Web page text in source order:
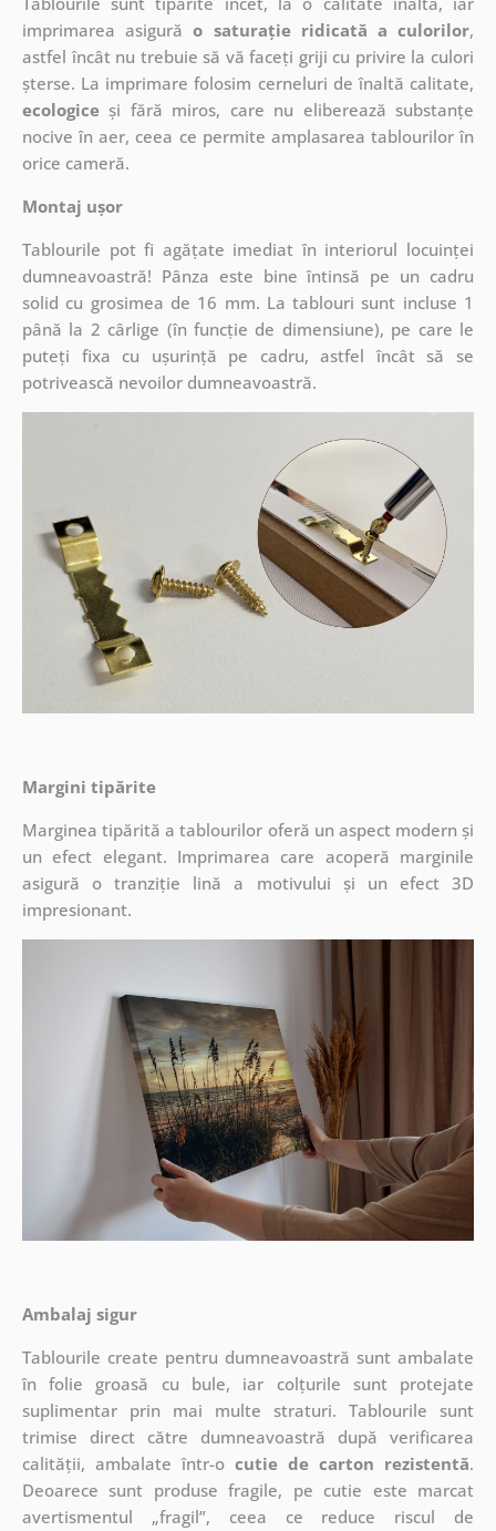
imprimarea asigurăo saturație ridicată a culorilor,
astfel încât nu trebuie să vă faceți griji cu privire la culori
șterse. La imprimare folosim cerneluri de înaltă calitate,
ecologiceși fără miros, care nu eliberează substanțe
nocive în aer, ceea ce permite amplasarea tablourilor în
orice cameră.
Montaj ușor
Tablourile pot fi agățate imediat în interiorul locuinței
dumneavoastră! Pânza este bine întinsă pe un cadru
solid cu grosimea de 16 mm. La tablouri sunt incluse 1
până la 2 cârlige (în funcție de dimensiune), pe care le
puteți fixa cu ușurință pe cadru, astfel încât să se
potrivească nevoilor dumneavoastră.
Margini tipărite
Marginea tipărită a tablourilor oferă un aspect modern și
un efect elegant. Imprimarea care acoperă marginile
asigură o tranziție lină a motivului și un efect 3D
impresionant.
Ambalaj sigur
Tablourile create pentru dumneavoastră sunt ambalate
în folie groasă cu bule, iar colțurile sunt protejate
suplimentar prin mai multe straturi.Tablourile sunt
trimise direct către dumneavoastră după verificarea
calității, ambalate într-o cutie de carton rezistentă.
Deoarece sunt produse fragile, pe cutie este marcat
avertismentul „fragil”, ceea ce reduce riscul de